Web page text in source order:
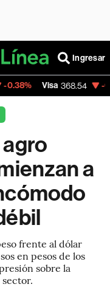
Ingresar
368.54 -0.28%
a
frente al dólar
en pesos de los
sobre la